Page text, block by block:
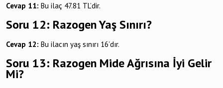
Cevap 11: Bu ilaç 47.81 TL’dir.
Soru 12: Razogen Yaş Sınırı?
Cevap 12: Bu ilacın yaş sınırı 16’dır.
Soru 13: Razogen Mide Ağrısına İyi Gelir
Mi?